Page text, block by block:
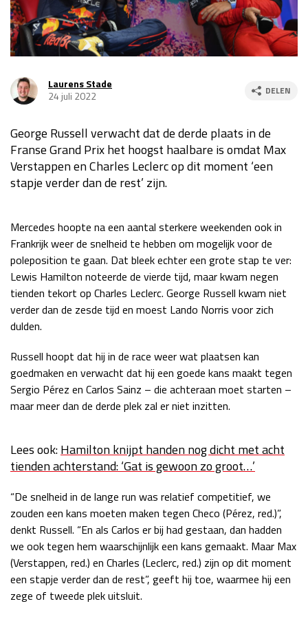
Race
za 13:00 - 15:00
Kwalificatie
za 23:00 - 00:00
Race
zo 21:00 - 23:00
GP MEXICO 2026 30 okt - 01 nov
Kwalificatie
za 22:00 - 23:00
Race
Kwalificatie
LAS VEGAS GRAND PRIX 2026 20 - 22 nov
Kwalificatie
za 05:00 - 06:00
Race
zo 05:00 - 07:00
GP QATAR 2026 27 - 29 nov
Kwalificatie
za 19:00 - 20:00
Race
zo 17:00 - 19:00
Kwalificatie
za 15:00 - 16:00
Laurens Stade
24 juli 2022
DELEN
George Russell verwacht dat de derde plaats in de
Franse Grand Prix het hoogst haalbare is omdat Max
Verstappen en Charles Leclerc op dit moment ‘een
stapje verder dan de rest’ zijn.
Mercedes hoopte na een aantal sterkere weekenden ook in
Frankrijk weer de snelheid te hebben om mogelijk voor de
poleposition te gaan. Dat bleek echter een grote stap te ver:
Lewis Hamilton noteerde de vierde tijd, maar kwam negen
tienden tekort op Charles Leclerc. George Russell kwam niet
verder dan de zesde tijd en moest Lando Norris voor zich
dulden.
Russell hoopt dat hij in de race weer wat plaatsen kan
goedmaken en verwacht dat hij een goede kans maakt tegen
Sergio Pérez en Carlos Sainz – die achteraan moet starten –
maar meer dan de derde plek zal er niet inzitten.
Lees ook:Hamilton knijpt handen nog dicht met acht
tienden achterstand: ‘Gat is gewoon zo groot…’
“De snelheid in de lange run was relatief competitief, we
zouden een kans moeten maken tegen Checo (Pérez, red.)”,
denkt Russell. “En als Carlos er bij had gestaan, dan hadden
we ook tegen hem waarschijnlijk een kans gemaakt. Maar Max
(Verstappen, red.) en Charles (Leclerc, red.) zijn op dit moment
een stapje verder dan de rest”, geeft hij toe, waarmee hij een
zege of tweede plek uitsluit.